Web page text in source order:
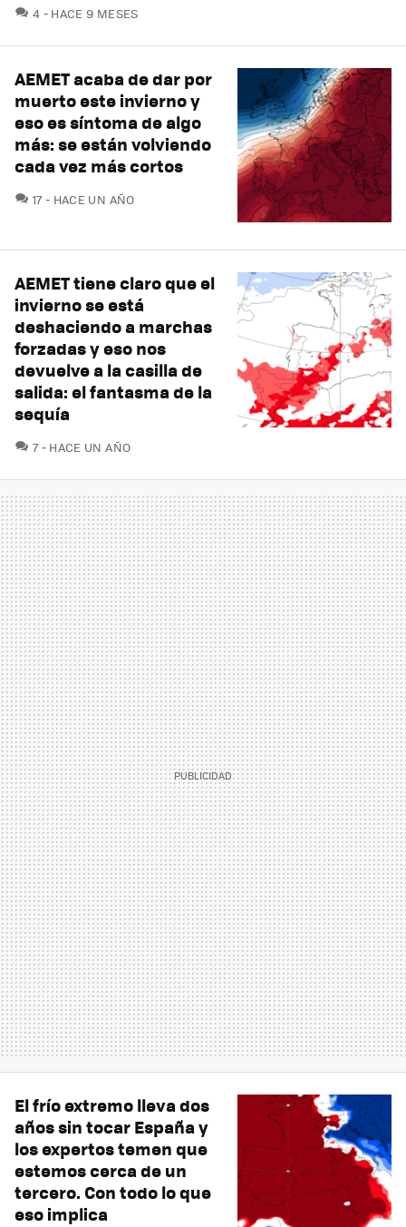
4 COMENTARIOS
HACE 9 MESES
AEMET acaba de dar por
muerto este invierno y
eso es síntoma de algo
más: se están volviendo
cada vez más cortos
17COMENTARIOS
HACE UN AÑO
AEMET tiene claro que el
invierno se está
deshaciendo a marchas
forzadas y eso nos
devuelve a la casilla de
salida: el fantasma de la
sequía
7COMENTARIOS
HACE UN AÑO
El frío extremo lleva dos
años sin tocar España y
los expertos temen que
estemos cerca de un
tercero. Con todo lo que
eso implica